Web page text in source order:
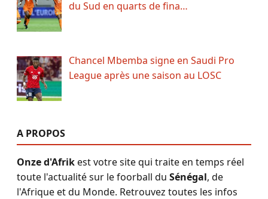
du Sud en quarts de fina…
Chancel Mbemba signe en Saudi Pro
League après une saison au LOSC
A PROPOS
Onze d'Afrikest votre site qui traite en temps réel
toute l'actualité sur le foorball du Sénégal, de
l'Afrique et du Monde. Retrouvez toutes les infos